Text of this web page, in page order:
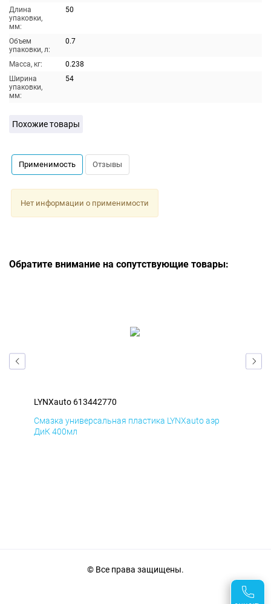
Длина
упаковки,
мм:
50
Объем
упаковки, л:
0.7
Масса, кг:
0.238
Ширина
упаковки,
мм:
54
Похожие товары
Применимость Отзывы
Нет информации о применимости
Обратите внимание на сопутствующие товары:
LYNXauto 613442770
Смазка универсальная пластика LYNXauto аэр
ДиК 400мл
© Все права защищены.